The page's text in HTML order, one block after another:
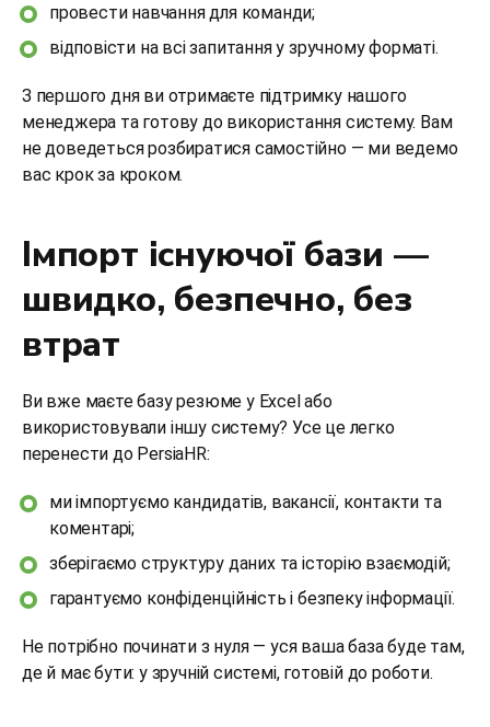
провести навчання для команди;
відповісти на всі запитання у зручному форматі.
З першого дня ви отримаєте підтримку нашого
менеджера та готову до використання систему. Вам
не доведеться розбиратися самостійно — ми ведемо
вас крок за кроком.
Імпорт існуючої бази —
швидко, безпечно, без
втрат
Ви вже маєте базу резюме у Excel або
використовували іншу систему? Усе це легко
перенести до PersiaHR:
ми імпортуємо кандидатів, вакансії, контакти та
коментарі;
зберігаємо структуру даних та історію взаємодій;
гарантуємо конфіденційність і безпеку інформації.
Не потрібно починати з нуля — уся ваша база буде там,
де й має бути: у зручній системі, готовій до роботи.